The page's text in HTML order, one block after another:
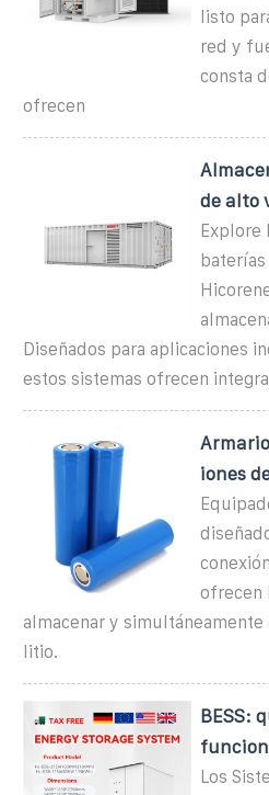
listo
red y
consta
ofrecen
de alto
Explore
Diseñados para aplicaciones
estos sistemas ofrecen
iones
ofrecen
almacenar y
litio.
BESS:
Los